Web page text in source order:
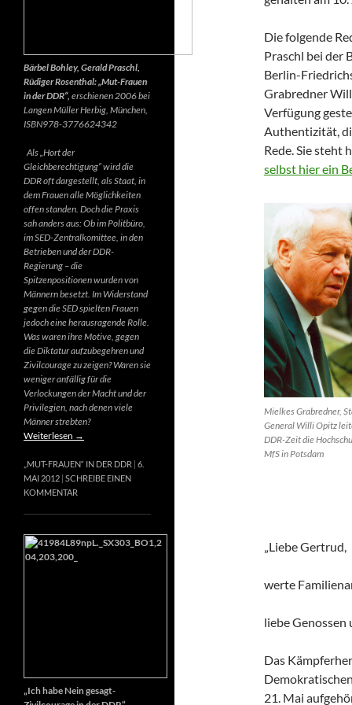
Die folgende
Praschl bei der
Berlin-
Grabredner
Verfügung
Authentizität,
Rede. Sie steht
selbst hier ein
Mielkes Grabredner,
General Willi Opitz
DDR-Zeit die
MfS in Potsdam
„Liebe Gertrud,
werte
liebe Genossen
Das
21. Mai
Bärbel Bohley, Gerald Praschl,
Rüdiger Rosenthal: „Mut-Frauen
in der DDR“, erschienen 2006 bei
Langen Müller Herbig, München,
ISBN978-3776624342
Als „Hort der
Gleichberechtigung“ wird die
DDR oft dargestellt, als Staat, in
dem Frauen alle Möglichkeiten
offen standen. Doch die Praxis
sah anders aus: Ob im Politbüro,
im SED-Zentralkomittee, in den
Betrieben und der DDR-
Regierung – die
Spitzenpositionen wurden von
Männern besetzt. Im Widerstand
gegen die SED spielten Frauen
jedoch eine herausragende Rolle.
Was waren ihre Motive, gegen
die Diktatur aufzubegehren und
Zivilcourage zu zeigen? Waren sie
weniger anfällig für die
Verlockungen der Macht und der
Privilegien, nach denen viele
Männer strebten?
Weiterlesen →
„MUT-FRAUEN“ IN DER DDR 6.
MAI 2012 SCHREIBE EINEN
KOMMENTAR
„Ich habe Nein gesagt-